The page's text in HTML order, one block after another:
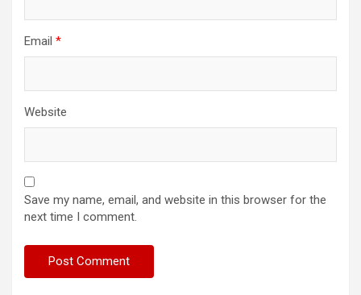
Email *
Website
Save my name, email, and website in this browser for the
next time I comment.